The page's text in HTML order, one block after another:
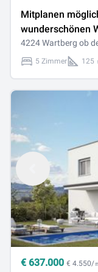
Mitplanen
wunderschönen
4224 Wartberg ob
5 Zimmer 125
€ 637.000 € 4.550/